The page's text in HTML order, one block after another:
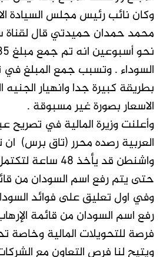
وكان نائب رئيس مجلس السيادة
السوداء . وتسبب جمع المبلغ في
بطريقة كبيرة جدا وانهيار الجنيه
الاسعار بصورة غير مسبوقة .
وأعلنت وزيرة المالية في تصريح
العربية رصده محرر (تاق برس) ان
واشنطن قد يأخذ 48
حتى يتم رفع اسم السودان من
وفي اول تعليق على فوائد
رفع اسم السودان من قائمة
فرصة للتحويلات المالية وخاصة
ويتيح لنا فرص التعاون مع